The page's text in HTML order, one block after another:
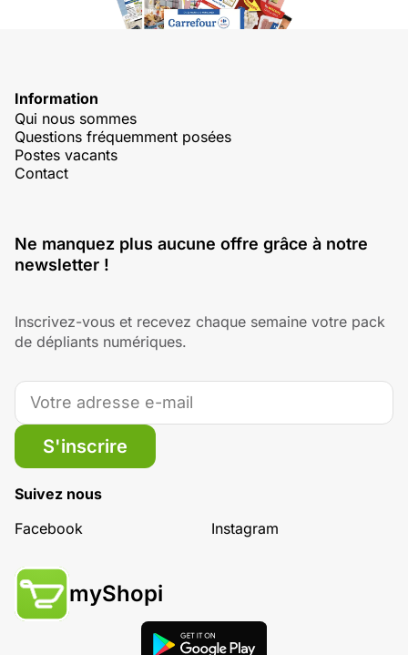
Information
Qui nous sommes
Questions fréquemment posées
Postes vacants
Contact
Ne manquez plus aucune offre grâce à notre
newsletter !
Inscrivez-vous et recevez chaque semaine votre pack
de dépliants numériques.
S'inscrire
Suivez nous
Facebook
Instagram
myShopi